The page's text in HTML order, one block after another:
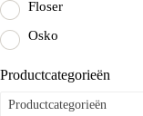
Floser
Osko
Productcategorieën
Productcategorieën